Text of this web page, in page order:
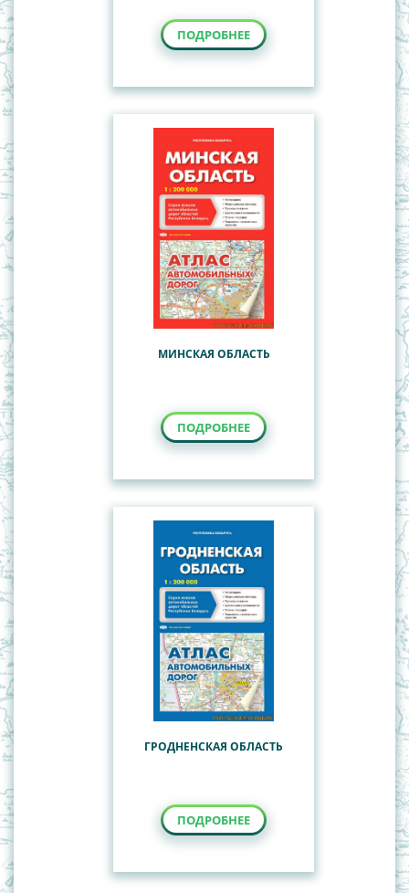
ПОДРОБНЕЕ
МИНСКАЯ ОБЛАСТЬ
ПОДРОБНЕЕ
ГРОДНЕНСКАЯ ОБЛАСТЬ
ПОДРОБНЕЕ